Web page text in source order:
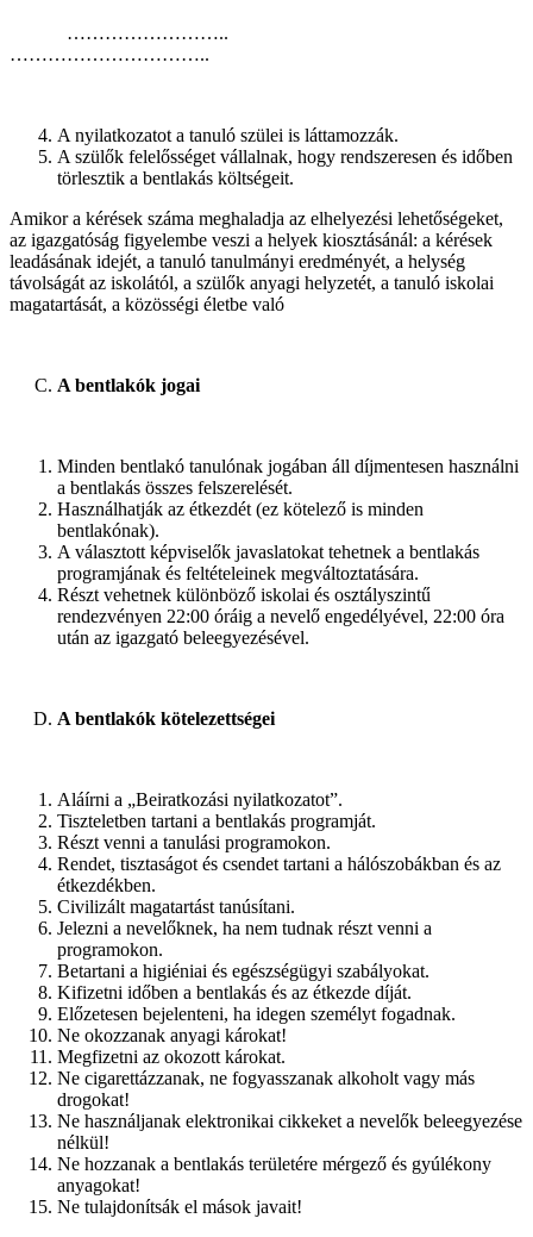
……………………..
…………………………..
A nyilatkozatot a tanuló szülei is láttamozzák.
A szülők felelősséget vállalnak, hogy rendszeresen és időben
törlesztik a bentlakás költségeit.
Amikor a kérések száma meghaladja az elhelyezési lehetőségeket,
az igazgatóság figyelembe veszi a helyek kiosztásánál: a kérések
leadásának idejét, a tanuló tanulmányi eredményét, a helység
távolságát az iskolától, a szülők anyagi helyzetét, a tanuló iskolai
magatartását, a közösségi életbe való
A bentlakók jogai
Minden bentlakó tanulónak jogában áll díjmentesen használni
a bentlakás összes felszerelését.
Használhatják az étkezdét (ez kötelező is minden
bentlakónak).
A választott képviselők javaslatokat tehetnek a bentlakás
programjának és feltételeinek megváltoztatására.
Részt vehetnek különböző iskolai és osztályszintű
rendezvényen 22:00 óráig a nevelő engedélyével, 22:00 óra
után az igazgató beleegyezésével.
A bentlakók kötelezettségei
Aláírni a „Beiratkozási nyilatkozatot”.
Tiszteletben tartani a bentlakás programját.
Részt venni a tanulási programokon.
Rendet, tisztaságot és csendet tartani a hálószobákban és az
étkezdékben.
Civilizált magatartást tanúsítani.
Jelezni a nevelőknek, ha nem tudnak részt venni a
programokon.
Betartani a higiéniai és egészségügyi szabályokat.
Kifizetni időben a bentlakás és az étkezde díját.
Előzetesen bejelenteni, ha idegen személyt fogadnak.
Ne okozzanak anyagi károkat!
Megfizetni az okozott károkat.
Ne cigarettázzanak, ne fogyasszanak alkoholt vagy más
drogokat!
Ne használjanak elektronikai cikkeket a nevelők beleegyezése
nélkül!
Ne hozzanak a bentlakás területére mérgező és gyúlékony
anyagokat!
Ne tulajdonítsák el mások javait!